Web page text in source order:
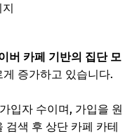
버 카페 기반의 집단 모
증가하고 있습니다.
입자 수이며, 가입을 원
검색 후 상단 카페 카테